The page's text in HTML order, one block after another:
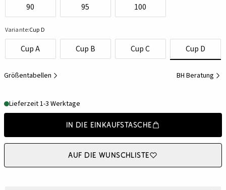
90 95 100
Variante:Cup D
Cup A Cup B Cup C Cup D
Größentabellen BH Beratung
Lieferzeit 1-3 Werktage
In die Einkaufstasche
Auf die Wunschliste